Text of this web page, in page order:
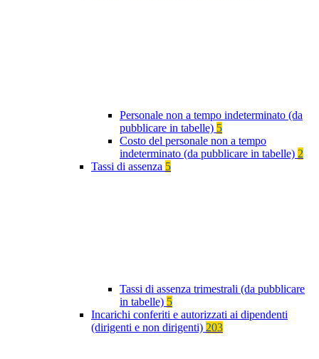
Personale non a tempo indeterminato (da
pubblicare in tabelle) 5
Costo del personale non a tempo
indeterminato (da pubblicare in tabelle) 2
Tassi di assenza 5
Tassi di assenza trimestrali (da pubblicare
in tabelle) 5
Incarichi conferiti e autorizzati ai dipendenti
(dirigenti e non dirigenti) 203